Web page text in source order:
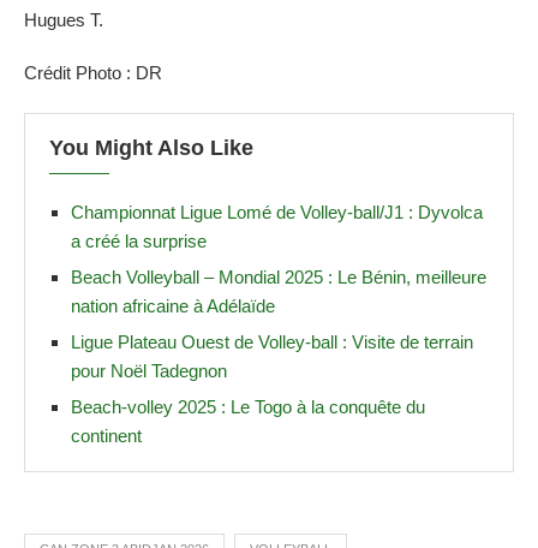
Hugues T.
Crédit Photo : DR
You Might Also Like
Championnat Ligue Lomé de Volley-ball/J1 : Dyvolca
a créé la surprise
Beach Volleyball – Mondial 2025 : Le Bénin, meilleure
nation africaine à Adélaïde
Ligue Plateau Ouest de Volley-ball : Visite de terrain
pour Noël Tadegnon
Beach-volley 2025 : Le Togo à la conquête du
continent